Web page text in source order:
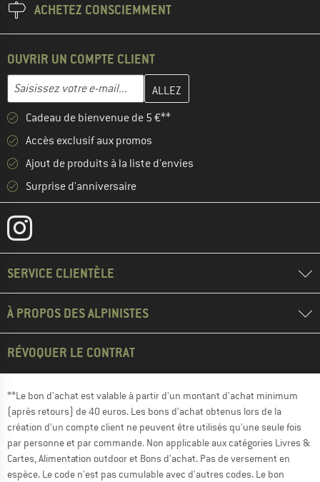
ACHETEZ CONSCIEMMENT
OUVRIR UN COMPTE CLIENT
Adresse e-mail
Entrez votre adresse e-mail ici et créez votre compte client à la
Cadeau de bienvenue de 5 €**
Accès exclusif aux promos
Ajout de produits à la liste d'envies
Surprise d'anniversaire
SERVICE CLIENTÈLE
À PROPOS DES ALPINISTES
RÉVOQUER LE CONTRAT
**Le bon d'achat est valable à partir d'un montant d'achat minimum
(après retours) de 40 euros. Les bons d'achat obtenus lors de la
création d'un compte client ne peuvent être utilisés qu'une seule fois
par personne et par commande. Non applicable aux catégories Livres &
Cartes, Alimentation outdoor et Bons d'achat. Pas de versement en
espèce. Le code n'est pas cumulable avec d'autres codes. Le bon